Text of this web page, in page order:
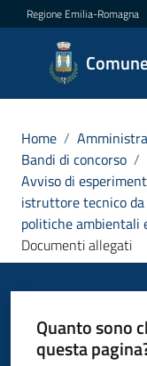
Vai al contenuto
Vai alla navigazione
Vai al footer
Regione Emilia-Romagna
Comune
di
d'Enza
Amministrazione
Menu selezionato
Novità
Servizi
Home /
Bandi di concorso /
Avviso di
istruttore tecnico
politiche ambientali
Documenti allegati
Quanto sono
questa